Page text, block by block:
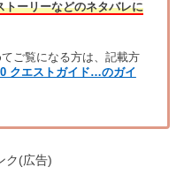
トーリーなどのネタバレに
ご覧になる方は、記載方
クエストガイド…のガイ
ク(広告)